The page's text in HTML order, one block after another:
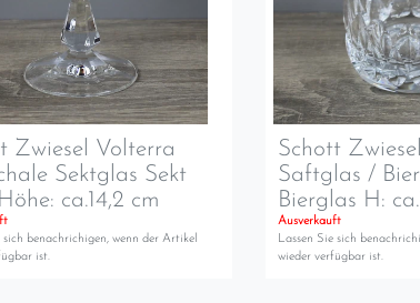
Zwiesel Volterra
Sektglas Sekt
ca.14,2 cm
sich benachrichigen, wenn der Artikel
ist.
Schott
Saftglas /
Bierglas H:
Ausverkauft
Lassen Sie sich
wieder verfügbar ist.